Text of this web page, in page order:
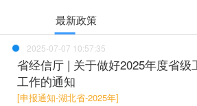
最新政策
2025-07-07 10:57:35
省经信厅 | 关于做好2025年度省级
工作的通知
[申报通知-湖北省-2025年]